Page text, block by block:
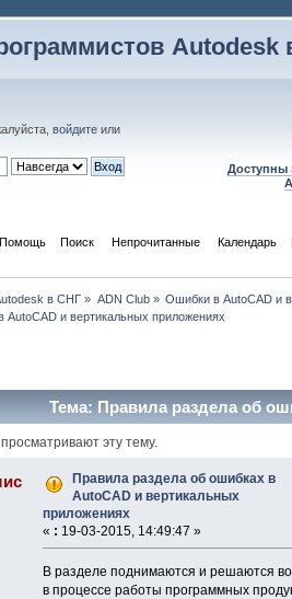
Autodesk
войдите или
Доступны
Помощь Поиск Непрочитанные Календарь
в СНГ » ADN Club» Ошибки в AutoCAD и
AutoCAD и вертикальных приложениях
Тема: Правила раздела об
44416 раз)
эту тему.
Правила раздела об ошибках в
AutoCAD и вертикальных
приложениях
« : 19-03-2015, 14:49:47 »
В разделе поднимаются и решаются
в процессе работы программных